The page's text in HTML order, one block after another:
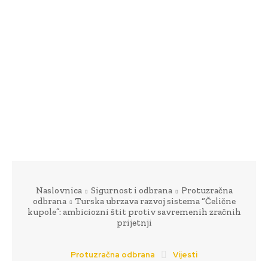
Naslovnica Sigurnost i odbrana
Protuzračna
odbrana
Turska ubrzava razvoj sistema “Čelične
kupole”: ambiciozni štit protiv savremenih zračnih
prijetnji
Protuzračna odbrana Vijesti